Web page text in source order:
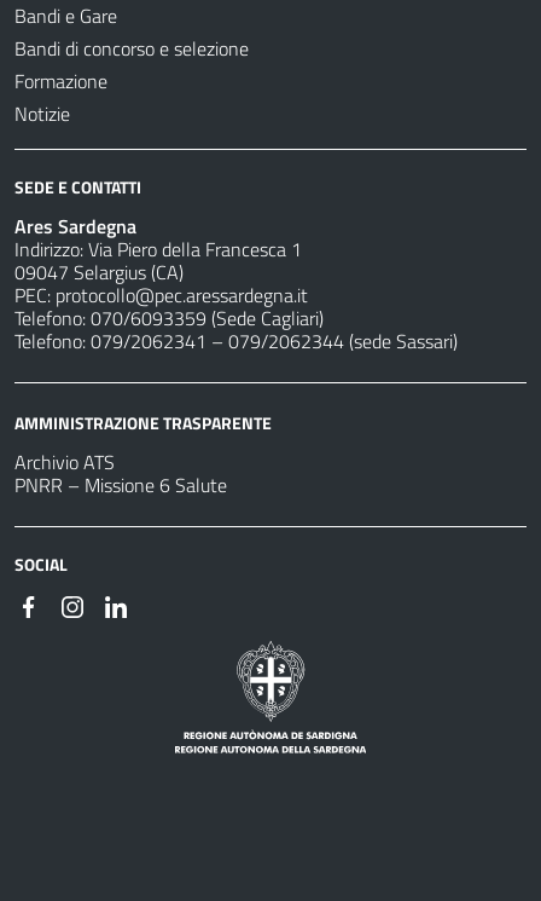
Bandi e Gare
Bandi di concorso e selezione
Formazione
Notizie
SEDE E CONTATTI
Ares Sardegna
Indirizzo: Via Piero della Francesca 1
09047 Selargius (CA)
PEC: protocollo@pec.aressardegna.it
Telefono: 070/6093359 (Sede Cagliari)
Telefono: 079/2062341 – 079/2062344 (sede Sassari)
AMMINISTRAZIONE TRASPARENTE
Archivio ATS
PNRR – Missione 6 Salute
SOCIAL